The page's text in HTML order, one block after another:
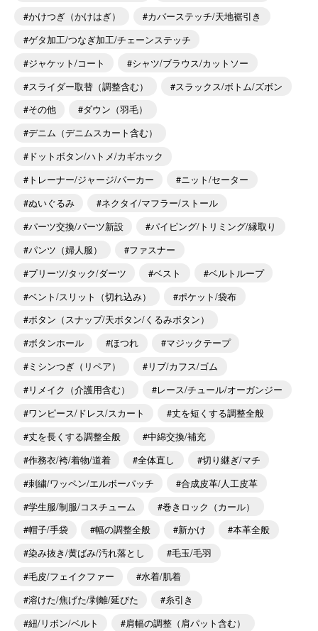
かけつぎ（かけはぎ）
カバーステッチ/天地裾引き
ゲタ加工/つなぎ加工/チェーンステッチ
ジャケット/コート
シャツ/ブラウス/カットソー
スライダー取替（調整含む）
スラックス/ボトム/ズボン
その他
ダウン（羽毛）
デニム（デニムスカート含む）
ドットボタン/ハトメ/カギホック
トレーナー/ジャージ/パーカー
ニット/セーター
ぬいぐるみ
ネクタイ/マフラー/ストール
パーツ交換/パーツ新設
パイピング/トリミング/縁取り
パンツ（婦人服）
ファスナー
プリーツ/タック/ダーツ
ベスト
ベルトループ
ベント/スリット（切れ込み）
ポケット/袋布
ボタン（スナップ/天ボタン/くるみボタン）
ボタンホール
ほつれ
マジックテープ
ミシンつぎ（リペア）
リブ/カフス/ゴム
リメイク（介護用含む）
レース/チュール/オーガンジー
ワンピース/ドレス/スカート
丈を短くする調整全般
丈を長くする調整全般
中綿交換/補充
作務衣/袴/着物/道着
全体直し
切り継ぎ/マチ
刺繍/ワッペン/エルボーパッチ
合成皮革/人工皮革
学生服/制服/コスチューム
巻きロック（カール）
帽子/手袋
幅の調整全般 新かけ
本革全般
染み抜き/黄ばみ/汚れ落とし
毛玉/毛羽
毛皮/フェイクファー
水着/肌着
溶けた/焦げた/剥離/延びた
糸引き
紐/リボン/ベルト
肩幅の調整（肩パット含む）